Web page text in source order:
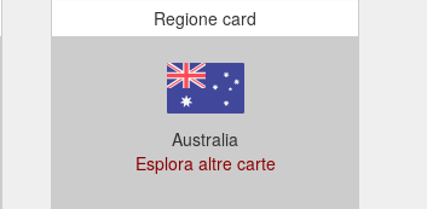
Regione card
Australia
Esplora altre carte